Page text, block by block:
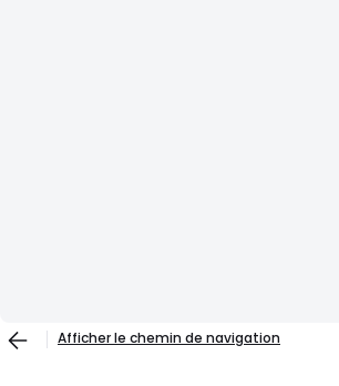
Afficher le chemin de navigation